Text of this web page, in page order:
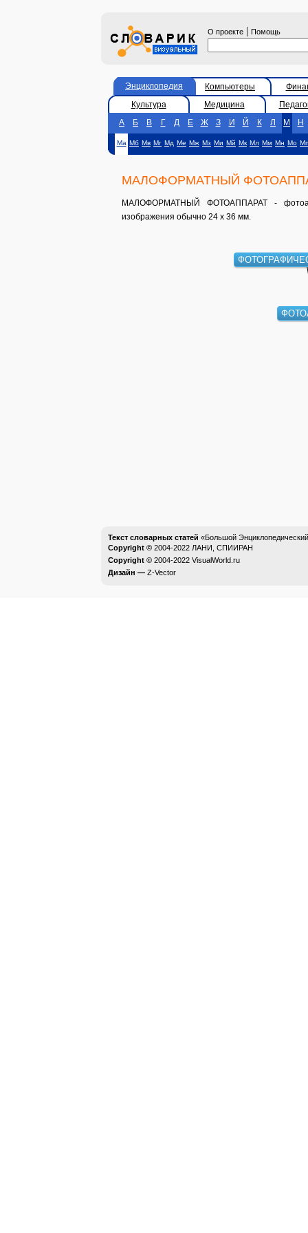
О проекте | Помощь
Энциклопедия Компьютеры
Культура
Медицина
А
Б В Г Д Е Ж З И Й К Л М Н
Ма Мб Мв Мг Мд Ме Мж Мз Ми Мй Мк Мл Мм Мн Мо Мп
МАЛОФОРМАТНЫЙ
МАЛОФОРМАТНЫЙ ФОТОАППАРАТ -
изображения обычно 24 х 36 мм.
Текст словарных статей «Большой
Copyright © 2004-2022 ЛАНИ, СПИИРАН
Copyright © 2004-2022 VisualWorld.ru
Дизайн — Z-Vector